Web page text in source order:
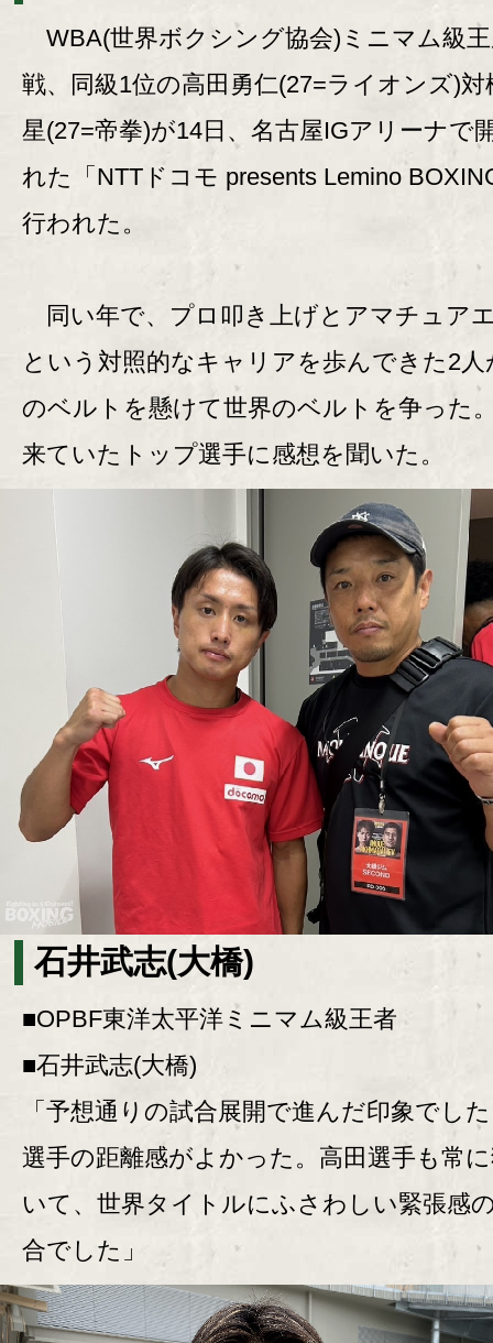
WBA(世界ボクシング協会)ミニマム級
戦、同級1位の高田勇仁(27=ライオンズ)対
星(27=帝拳)が14日、名古屋IGアリーナで
れた「NTTドコモ presents Lemino
行われた。
同い年で、プロ叩き上げとアマチュア
という対照的なキャリアを歩んできた2人
のベルトを懸けて世界のベルトを争った
来ていたトップ選手に感想を聞いた。
石井武志(大橋)
■OPBF東洋太平洋ミニマム級王者
■石井武志(大橋)
「予想通りの試合展開で進んだ印象でし
選手の距離感がよかった。高田選手も常
いて、世界タイトルにふさわしい緊張感
合でした」